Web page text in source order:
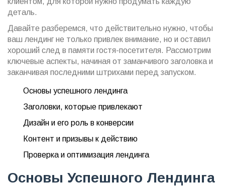
деталь.
Давайте разберемся, что действительно нужно, чтобы
ваш лендинг не только привлек внимание, но и оставил
хороший след в памяти гостя-посетителя. Рассмотрим
ключевые аспекты, начиная от заманчивого заголовка и
заканчивая последними штрихами перед запуском.
Основы успешного лендинга
Заголовки, которые привлекают
Дизайн и его роль в конверсии
Контент и призывы к действию
Проверка и оптимизация лендинга
Основы Успешного Лендинга